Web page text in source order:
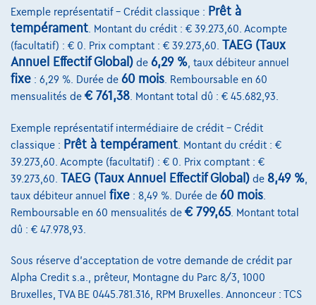
Mercedes-Benz C 160
C 160 BREAK AUTOMAAT AMG PAKKET SLECHTS 63000KM!!!
02/2018
63.014 km Essence
Automatique
€22.900 1
Dès€454,07/mois
Découvrez l’exemple chiffré complet
Garage Vanderborght Boortmeerbeek
Voir le véhicule
Exemple représentatif – Crédit classique : Prêt à
tempérament . Montant du crédit : € 39.273,60. Acompte
(facultatif) : € 0. Prix comptant : € 39.273,60. TAEG (Taux
Annuel Effectif Global) de 6,29 % , taux débiteur annuel
fixe : 6,29 %. Durée de 60 mois . Remboursable en 60
mensualités de € 761,38 . Montant total dû : € 45.682,93.
Exemple représentatif intermédiaire de crédit – Crédit
classique : Prêt à tempérament . Montant du crédit : €
39.273,60. Acompte (facultatif) : € 0. Prix comptant : €
39.273,60. TAEG (Taux Annuel Effectif Global) de 8,49 %
taux débiteur annuel fixe : 8,49 %. Durée de 60 mois
Remboursable en 60 mensualités de € 799,65. Montant total
dû : € 47.978,93.
Sous réserve d'acceptation de votre demande de crédit par
Alpha Credit s.a., prêteur, Montagne du Parc 8/3, 1000
Bruxelles, TVA BE 0445.781.316, RPM Bruxelles. Annonceur : TCS